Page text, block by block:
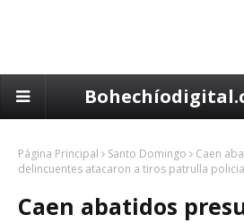
Página Principal Santo Domingo
Caen
delincuentes atacaron a tiros patrulla
Caen abatidos